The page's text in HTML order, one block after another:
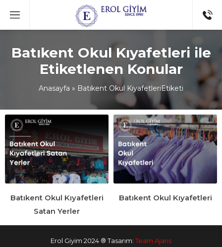
Batıkent Okul Kıyafetleri ile
Etiketlenen Konular
Anasayfa » Batıkent Okul KıyafetleriEtiketi
Batıkent Okul Kıyafetleri
Satan Yerler
Batıkent Okul Kıyafetleri
Erol Giyim 2024 ® Tasarım:Team Ajans